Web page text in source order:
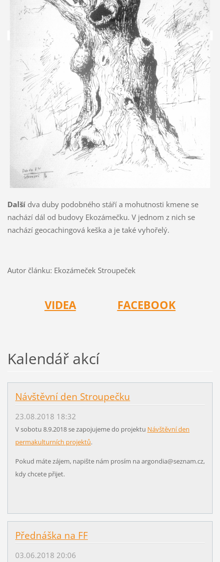
Dalšídva duby podobného stáří a mohutnosti kmene se
nachází dál od budovy Ekozámečku. V jednom z nich se
nachází geocachingová keška a je také vyhořelý.
Autor článku: Ekozámeček Stroupeček
VIDEA FACEBOOK
Kalendář akcí
Návštěvní den Stroupečku
23.08.2018 18:32
V sobotu 8.9.2018 se zapojujeme do projektu Návštěvní den
permakulturních projektů.
Pokud máte zájem, napište nám prosím na argondia@seznam.cz,
kdy chcete přijet.
Přednáška na FF
03.06.2018 20:06